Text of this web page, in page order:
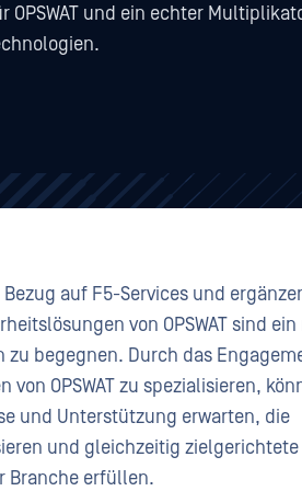
OPSWAT und ein echter
auf F5-Services und
von OPSWAT sind
begegnen. Durch das
OPSWAT zu spezialisieren,
und Unterstützung erwarten, die
und gleichzeitig zielgerichtete
Branche erfüllen.